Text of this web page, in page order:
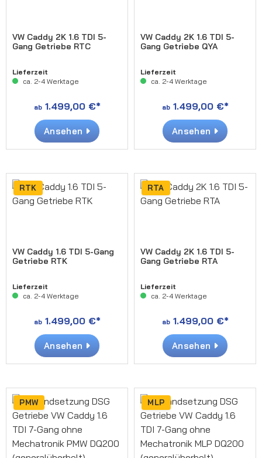
VW Caddy 2K 1.6 TDI 5-
Gang Getriebe RTC
Lieferzeit
ca. 2-4 Werktage
ab1.499,00 €*
Ansehen
VW Caddy 2K 1.6 TDI 5-
Gang Getriebe QYA
Lieferzeit
ca. 2-4 Werktage
ab1.499,00 €*
Ansehen
RTK
VW Caddy 1.6 TDI 5-Gang
Getriebe RTK
Lieferzeit
ca. 2-4 Werktage
ab1.499,00 €*
Ansehen
RTA
VW Caddy 2K 1.6 TDI 5-
Gang Getriebe RTA
Lieferzeit
ca. 2-4 Werktage
ab1.499,00 €*
Ansehen
PMW MLP